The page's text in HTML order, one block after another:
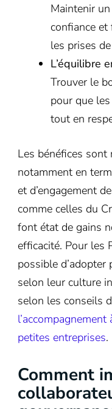
Maintenir
confiance
les prises
L’équilibre
Trouver le
pour que
tout en
Les bénéfices sont
notamment en
et d’engagement
comme celles du
font état de gains
efficacité. Pour les
possible
selon leur culture
selon les conseils
petites entreprises.
Comment